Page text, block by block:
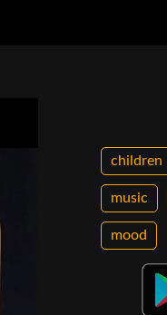
children
music
mood